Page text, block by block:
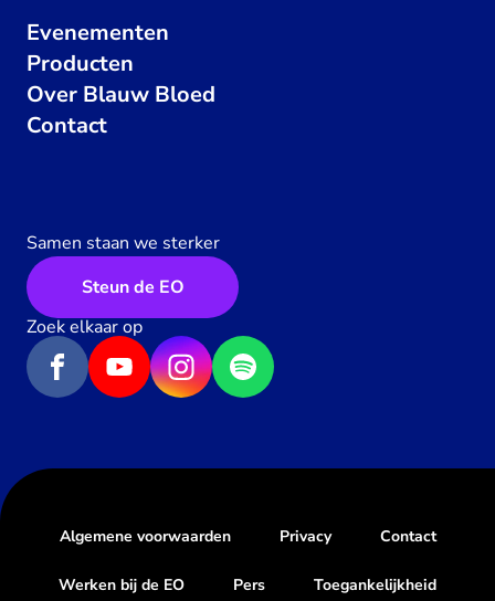
Evenementen
Producten
Over Blauw Bloed
Contact
Samen staan we sterker
Steun de EO
Zoek elkaar op
Algemene voorwaarden Privacy Contact
Werken bij de EO Pers Toegankelijkheid